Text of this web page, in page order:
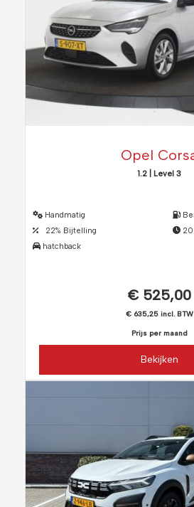
Opel
1.2 | Level 3
Handmatig
22% Bijtelling
hatchback
€ 525,00
€ 635,25 incl. BTW
Prijs per maand
Bekijken